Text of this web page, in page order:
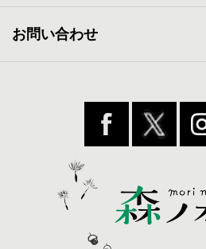
お問い合わせ